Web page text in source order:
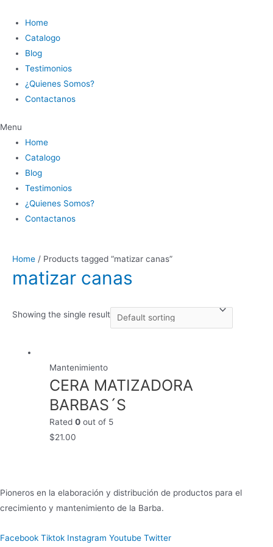
contenido
Home
Catalogo
Blog
Testimonios
¿Quienes Somos?
Contactanos
Menu
Home
Catalogo
Blog
Testimonios
¿Quienes Somos?
Contactanos
Home / Products tagged “matizar canas”
matizar canas
Showing the single result
Mantenimiento
CERA MATIZADORA
BARBAS´S
Rated0 out of 5
$21.00
Pioneros en la elaboración y distribución de productos para el
crecimiento y mantenimiento de la Barba.
Facebook Tiktok Instagram Youtube Twitter